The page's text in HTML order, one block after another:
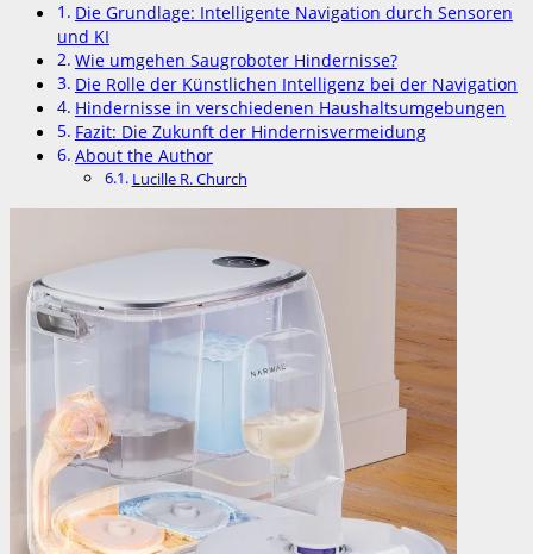
Die Grundlage: Intelligente Navigation durch Sensoren
und KI
Wie umgehen Saugroboter Hindernisse?
Die Rolle der Künstlichen Intelligenz bei der Navigation
Hindernisse in verschiedenen Haushaltsumgebungen
Fazit: Die Zukunft der Hindernisvermeidung
About the Author
Lucille R. Church